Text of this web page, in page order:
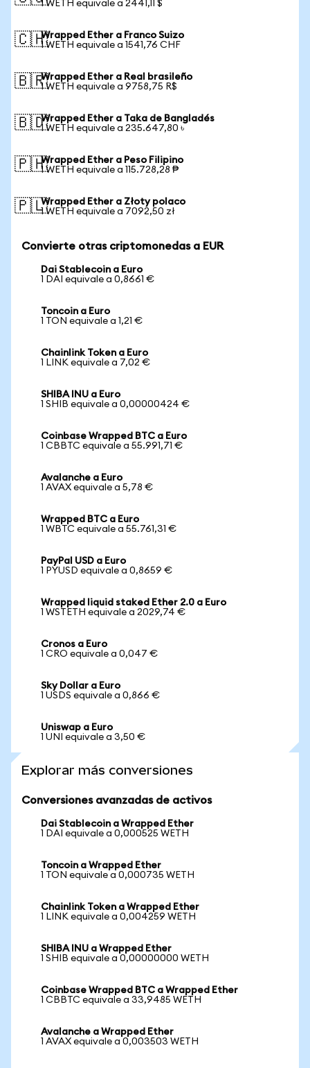
1 WETH equivale a 2441,11 $
🇨🇭Wrapped Ether a Franco Suizo
1 WETH equivale a 1541,76 CHF
🇧🇷Wrapped Ether a Real brasileño
1 WETH equivale a 9758,75 R$
🇧🇩Wrapped Ether a Taka de Bangladés
1 WETH equivale a 235.647,80 ৳
🇵🇭Wrapped Ether a Peso Filipino
1 WETH equivale a 115.728,28 ₱
🇵🇱Wrapped Ether a Złoty polaco
1 WETH equivale a 7092,50 zł
Convierte otras criptomonedas a EUR
Dai Stablecoin a Euro
1 DAI equivale a 0,8661 €
Toncoin a Euro
1 TON equivale a 1,21 €
Chainlink Token a Euro
1 LINK equivale a 7,02 €
SHIBA INU a Euro
1 SHIB equivale a 0,00000424 €
Coinbase Wrapped BTC a Euro
1 CBBTC equivale a 55.991,71 €
Avalanche a Euro
1 AVAX equivale a 5,78 €
Wrapped BTC a Euro
1 WBTC equivale a 55.761,31 €
PayPal USD a Euro
1 PYUSD equivale a 0,8659 €
Wrapped liquid staked Ether 2.0 a Euro
1 WSTETH equivale a 2029,74 €
Cronos a Euro
1 CRO equivale a 0,047 €
Sky Dollar a Euro
1 USDS equivale a 0,866 €
Uniswap a Euro
1 UNI equivale a 3,50 €
Explorar más conversiones
Conversiones avanzadas de activos
Dai Stablecoin a Wrapped Ether
1 DAI equivale a 0,000525 WETH
Toncoin a Wrapped Ether
1 TON equivale a 0,000735 WETH
Chainlink Token a Wrapped Ether
1 LINK equivale a 0,004259 WETH
SHIBA INU a Wrapped Ether
1 SHIB equivale a 0,00000000 WETH
Coinbase Wrapped BTC a Wrapped Ether
1 CBBTC equivale a 33,9485 WETH
Avalanche a Wrapped Ether
1 AVAX equivale a 0,003503 WETH